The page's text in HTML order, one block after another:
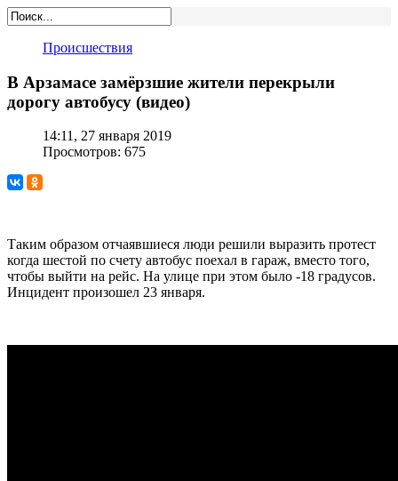
Происшествия
В Арзамасе замёрзшие жители перекрыли
дорогу автобусу (видео)
14:11, 27 января 2019
Просмотров: 675
Таким образом отчаявшиеся люди решили выразить протест
когда шестой по счету автобус поехал в гараж, вместо того,
чтобы выйти на рейс. На улице при этом было -18 градусов.
Инцидент произошел 23 января.